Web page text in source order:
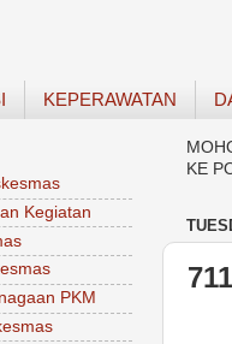
KEPERAWATAN
KE
Kegiatan
PKM